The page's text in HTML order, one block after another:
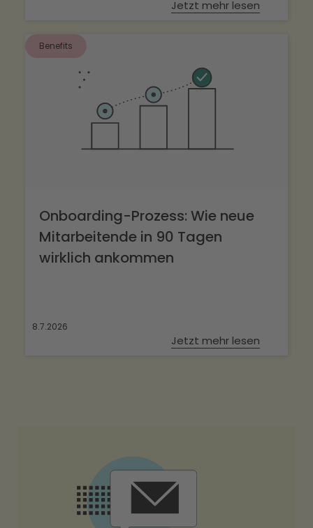
Jetzt mehr lesen
Benefits
Onboarding-Prozess: Wie neue
Mitarbeitende in 90 Tagen
wirklich ankommen
8.7.2026
Jetzt mehr lesen